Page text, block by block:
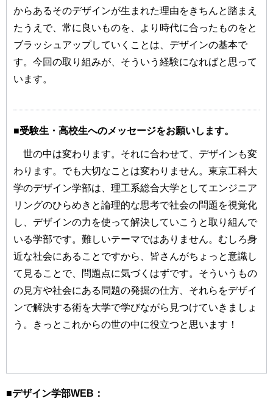
からあるそのデザインが生まれた理由をきちんと踏まえ
たうえで、常に良いものを、より時代に合ったものをと
ブラッシュアップしていくことは、デザインの基本で
す。今回の取り組みが、そういう経験になればと思って
います。
■受験生・高校生へのメッセージをお願いします。
世の中は変わります。それに合わせて、デザインも変
わります。でも大切なことは変わりません。東京工科大
学のデザイン学部は、理工系総合大学としてエンジニア
リングのひらめきと論理的な思考で社会の問題を視覚化
し、デザインの力を使って解決していこうと取り組んで
いる学部です。難しいテーマではありません。むしろ身
近な社会にあることですから、皆さんがちょっと意識し
て見ることで、問題点に気づくはずです。そういうもの
の見方や社会にある問題の発掘の仕方、それらをデザイ
ンで解決する術を大学で学びながら見つけていきましょ
う。きっとこれからの世の中に役立つと思います！
■デザイン学部WEB：